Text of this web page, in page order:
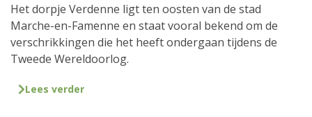
Het dorpje Verdenne ligt ten oosten van de stad
Marche-en-Famenne en staat vooral bekend om de
verschrikkingen die het heeft ondergaan tijdens de
Tweede Wereldoorlog.
Lees verder